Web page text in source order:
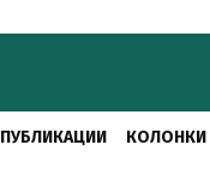
ПУБЛИКАЦИИ КОЛОНКИ